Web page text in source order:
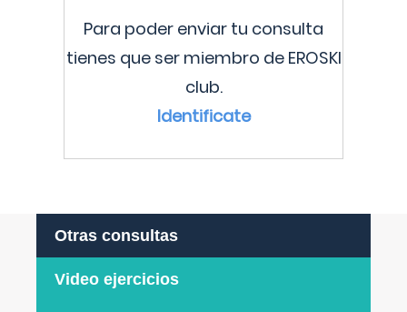
Para poder enviar tu consulta
tienes que ser miembro de EROSKI
club.
Identificate
Otras consultas
Video ejercicios